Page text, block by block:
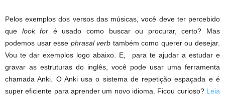
Pelos exemplos dos versos das músicas, você deve ter percebido
que look for é usado como buscar ou procurar, certo? Mas
podemos usar esse phrasal verb também como querer ou desejar.
Vou te dar exemplos logo abaixo. E, para te ajudar a estudar e
gravar as estruturas do inglês, você pode usar uma ferramenta
chamada Anki. O Anki usa o sistema de repetição espaçada e é
super eficiente para aprender um novo idioma. Ficou curioso? Leia